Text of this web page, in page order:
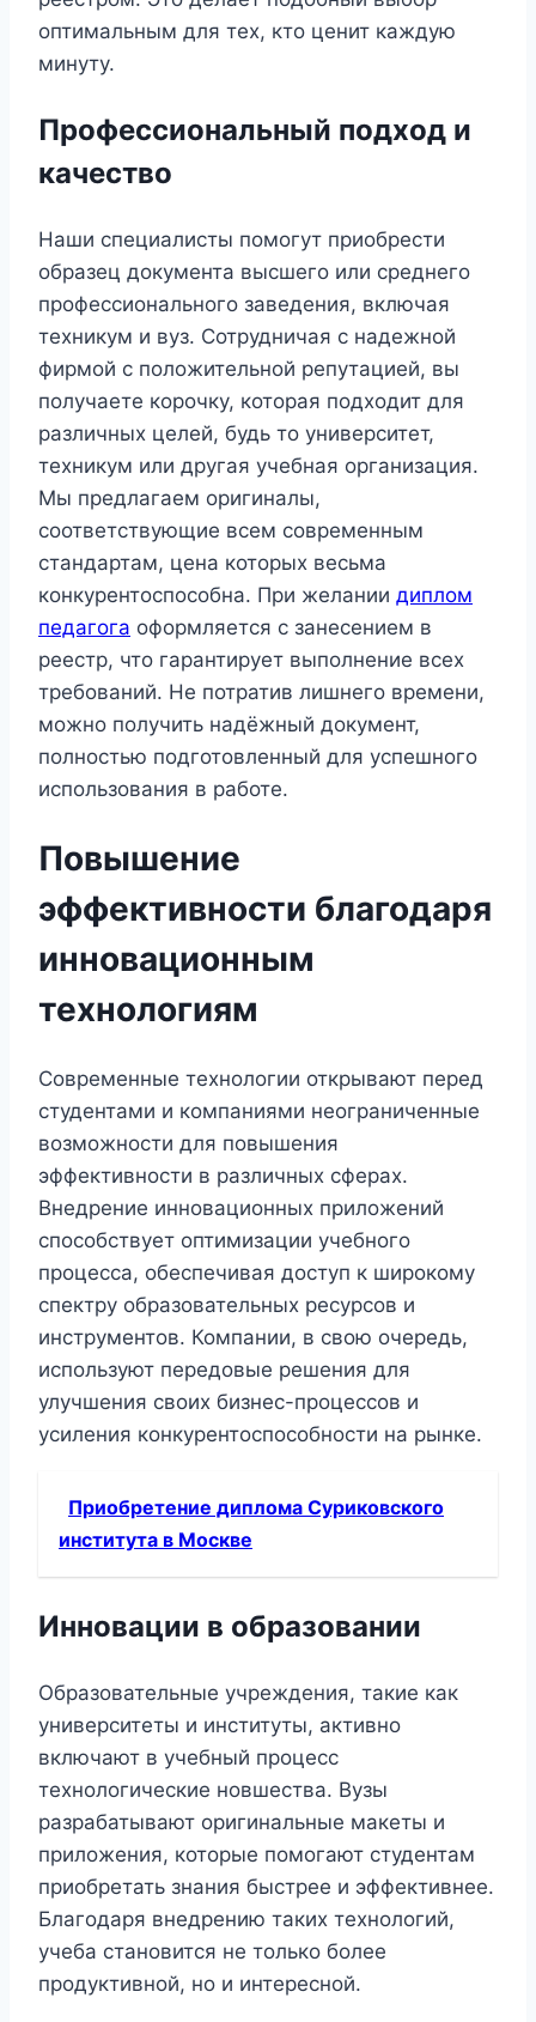
оптимальным для тех, кто ценит каждую
минуту.
Профессиональный подход и
качество
Наши специалисты помогут приобрести
образец документа высшего или среднего
профессионального заведения, включая
техникум и вуз. Сотрудничая с надежной
фирмой с положительной репутацией, вы
получаете корочку, которая подходит для
различных целей, будь то университет,
техникум или другая учебная организация.
Мы предлагаем оригиналы,
соответствующие всем современным
стандартам, цена которых весьма
конкурентоспособна. При желании диплом
педагога оформляется с занесением в
реестр, что гарантирует выполнение всех
требований. Не потратив лишнего времени,
можно получить надёжный документ,
полностью подготовленный для успешного
использования в работе.
Повышение
эффективности благодаря
инновационным
технологиям
Современные технологии открывают перед
студентами и компаниями неограниченные
возможности для повышения
эффективности в различных сферах.
Внедрение инновационных приложений
способствует оптимизации учебного
процесса, обеспечивая доступ к широкому
спектру образовательных ресурсов и
инструментов. Компании, в свою очередь,
используют передовые решения для
улучшения своих бизнес-процессов и
усиления конкурентоспособности на рынке.
Приобретение диплома Суриковского
института в Москве
Инновации в образовании
Образовательные учреждения, такие как
университеты и институты, активно
включают в учебный процесс
технологические новшества. Вузы
разрабатывают оригинальные макеты и
приложения, которые помогают студентам
приобретать знания быстрее и эффективнее.
Благодаря внедрению таких технологий,
учеба становится не только более
продуктивной, но и интересной.